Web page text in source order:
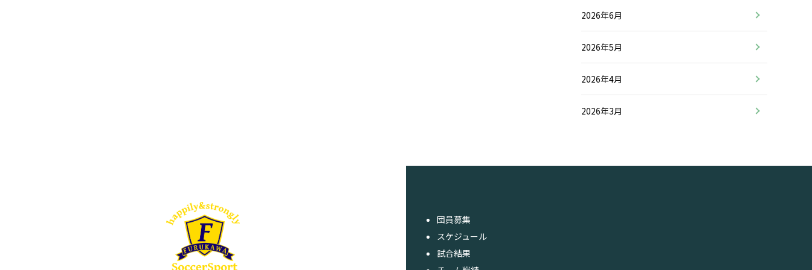
2026年6月
2026年5月
2026年4月
2026年3月
団員募集
スケジュール
試合結果